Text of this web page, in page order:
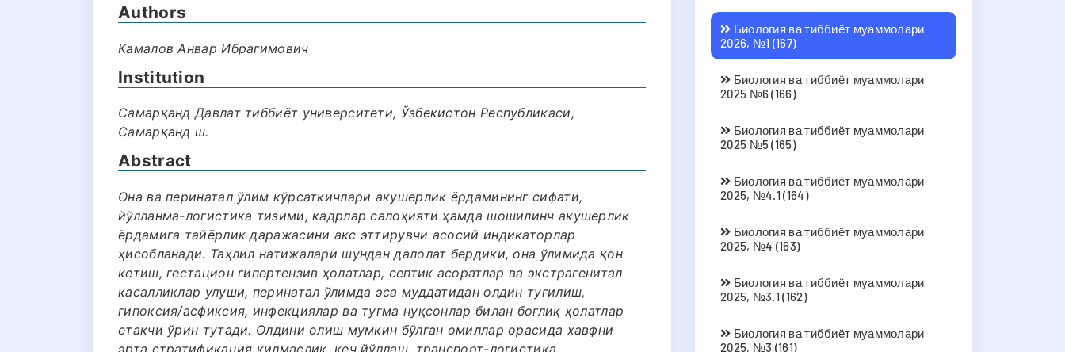
Authors
Камалов Анвар Ибрагимович
Institution
Самарқанд Давлат тиббиёт университети, Ўзбекистон Республикаси,
Самарқанд ш.
Abstract
Она ва перинатал ўлим кўрсаткичлари акушерлик ёрдамининг сифати,
йўлланма-логистика тизими, кадрлар салоҳияти ҳамда шошилинч акушерлик
ёрдамига тайёрлик даражасини акс эттирувчи асосий индикаторлар
ҳисобланади. Таҳлил натижалари шундан далолат бердики, она ўлимида қон
кетиш, гестацион гипертензив ҳолатлар, септик асоратлар ва экстрагенитал
касалликлар улуши, перинатал ўлимда эса муддатидан олдин туғилиш,
гипоксия/асфиксия, инфекциялар ва туғма нуқсонлар билан боғлиқ ҳолатлар
етакчи ўрин тутади. Олдини олиш мумкин бўлган омиллар орасида хавфни
эрта стратификация қилмаслик, кеч йўллаш, транспорт-логистика
Биология ва тиббиёт муаммолари
2026, №1 (167)
Биология ва тиббиёт муаммолари
2025 №6 (166)
Биология ва тиббиёт муаммолари
2025 №5 (165)
Биология ва тиббиёт муаммолари
2025, №4.1 (164)
Биология ва тиббиёт муаммолари
2025, №4 (163)
Биология ва тиббиёт муаммолари
2025, №3.1 (162)
Биология ва тиббиёт муаммолари
2025, №3 (161)